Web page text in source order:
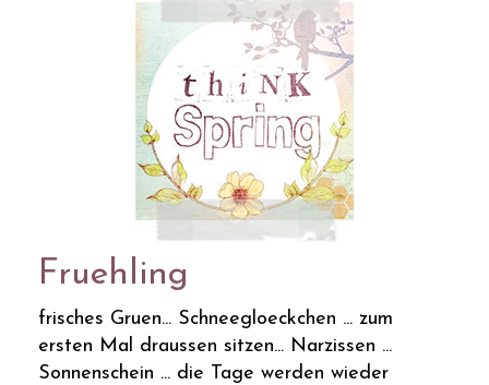
Fruehling
frisches Gruen... Schneegloeckchen ... zum
ersten Mal draussen sitzen... Narzissen ...
Sonnenschein ... die Tage werden wieder